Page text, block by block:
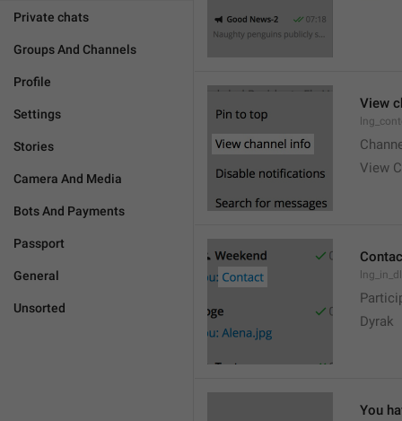
Private chats
Groups And Channels
Profile
Settings
Stories
Camera And Media
Bots And Payments
Passport
General
Unsorted
View
View
Dyrak
You